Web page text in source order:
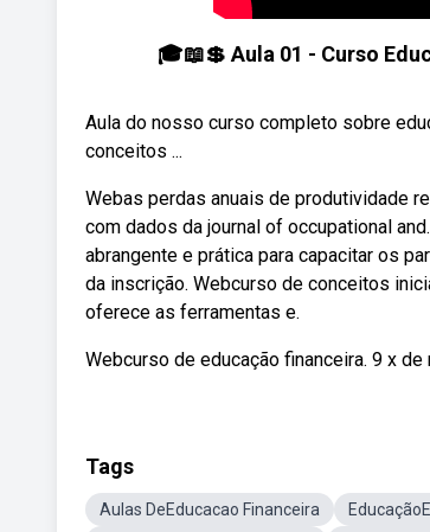
🎓📖💲 Aula 01 - Curso
Aula do nosso curso completo sobre
conceitos ...
Webas perdas anuais de produtividade
com dados da journal of occupational
abrangente e prática para capacitar os
da inscrição. Webcurso de conceitos
oferece as ferramentas e.
Webcurso de educação financeira. 9 x de
Tags
Aulas DeEducacao Financeira